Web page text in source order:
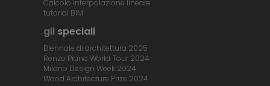
Calcolo interpolazione lineare
tutorial BIM
gli speciali
Biennale di architettura 2025
Renzo Piano World Tour 2024
Milano Design Week 2024
Wood Architecture Prize 2024